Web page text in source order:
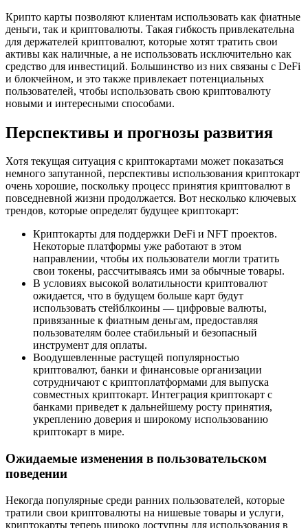
Крипто карты позволяют клиентам использовать как фиатные
деньги, так и криптовалюты. Такая гибкость привлекательна
для держателей криптовалют, которые хотят тратить свои
активы как наличные, а не использовать исключительно как
средство для инвестиций. Большинство из них связаны с DeFi
и блокчейном, и это также привлекает потенциальных
пользователей, чтобы использовать свою криптовалюту
новыми и интересными способами.
Перспективы и прогнозы развития
Хотя текущая ситуация с криптокартами может показаться
немного запутанной, перспективы использования криптокарт
очень хорошие, поскольку процесс принятия криптовалют в
повседневной жизни продолжается. Вот несколько ключевых
трендов, которые определят будущее криптокарт:
Криптокарты для поддержки DeFi и NFT проектов.
Некоторые платформы уже работают в этом
направлении, чтобы их пользователи могли тратить
свои токены, рассчитываясь ими за обычные товары.
В условиях высокой волатильности криптовалют
ожидается, что в будущем больше карт будут
использовать стейблкоины — цифровые валюты,
привязанные к фиатным деньгам, предоставляя
пользователям более стабильный и безопасный
инструмент для оплаты.
Воодушевленные растущей популярностью
криптовалют, банки и финансовые организации
сотрудничают с криптоплатформами для выпуска
совместных криптокарт. Интеграция криптокарт с
банками приведет к дальнейшему росту принятия,
укреплению доверия и широкому использованию
криптокарт в мире.
Ожидаемые изменения в пользовательском
поведении
Некогда популярные среди ранних пользователей, которые
тратили свои криптовалюты на нишевые товары и услуги,
криптокарты теперь широко доступны для использования в